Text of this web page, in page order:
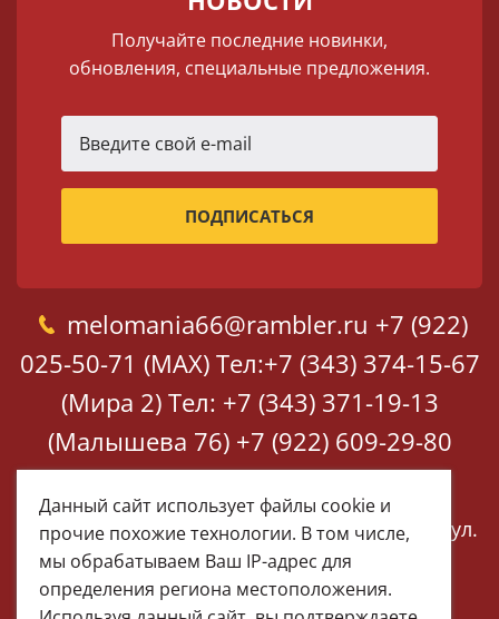
Получайте последние новинки,
обновления, специальные предложения.
melomania66@rambler.ru +7 (922)
025-50-71 (MAX) Тел:+7 (343) 374-15-67
(Мира 2) Тел: +7 (343) 371-19-13
(Малышева 76) +7 (922) 609-29-80
(MAX)
Екатеринбург, ул. Мира 2
Екатеринбург, ул.
Малышева 76
Данный сайт использует файлы cookie и
прочие похожие технологии. В том числе,
мы обрабатываем Ваш IP-адрес для
определения региона местоположения.